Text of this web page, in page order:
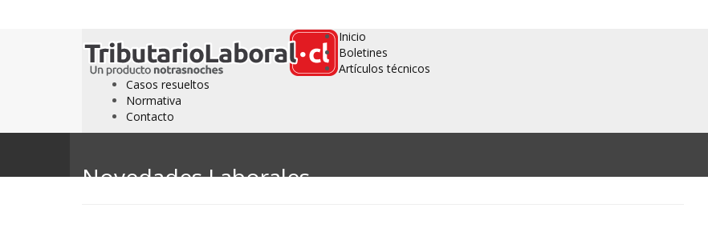
Inicio
Boletines
Artículos técnicos
Casos resueltos
Normativa
Contacto
Novedades Laborales